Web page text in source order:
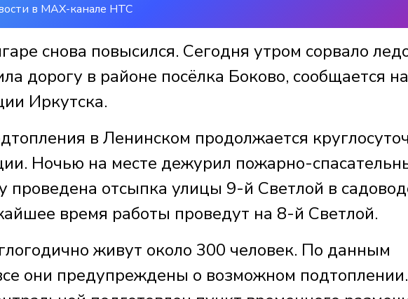
в MAX-канале НТС
снова повысился. Сегодня утром сорвало
дорогу в районе посёлка Боково, сообщается на
Иркутска.
в Ленинском продолжается
Ночью на месте дежурил пожарно-
проведена отсыпка улицы 9-й Светлой в
время работы проведут на 8-й Светлой.
живут около 300 человек. По данным
они предупреждены о возможном